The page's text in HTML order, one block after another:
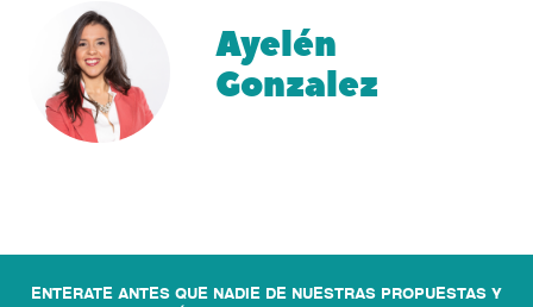
Ayelén
Gonzalez
ENTERATE ANTES QUE NADIE DE NUESTRAS PROPUESTAS Y